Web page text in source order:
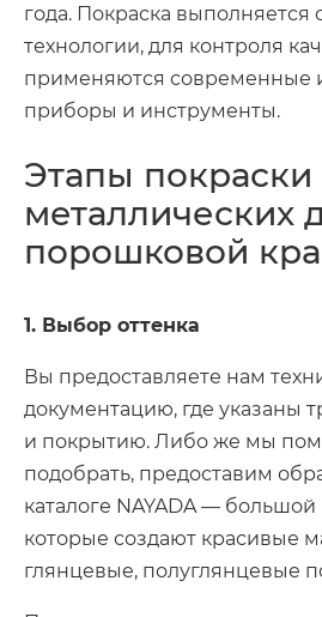
года. Покраска выполняется
технологии, для контроля
применяются современные
приборы и инструменты.
Этапы покраски
металлических
порошковой
1. Выбор оттенка
Вы предоставляете нам
документацию, где указаны
и покрытию. Либо же мы
подобрать, предоставим
каталоге NAYADA —
которые создают красивые
глянцевые, полуглянцевые